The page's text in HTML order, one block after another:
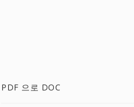
PDF 으로 DOC